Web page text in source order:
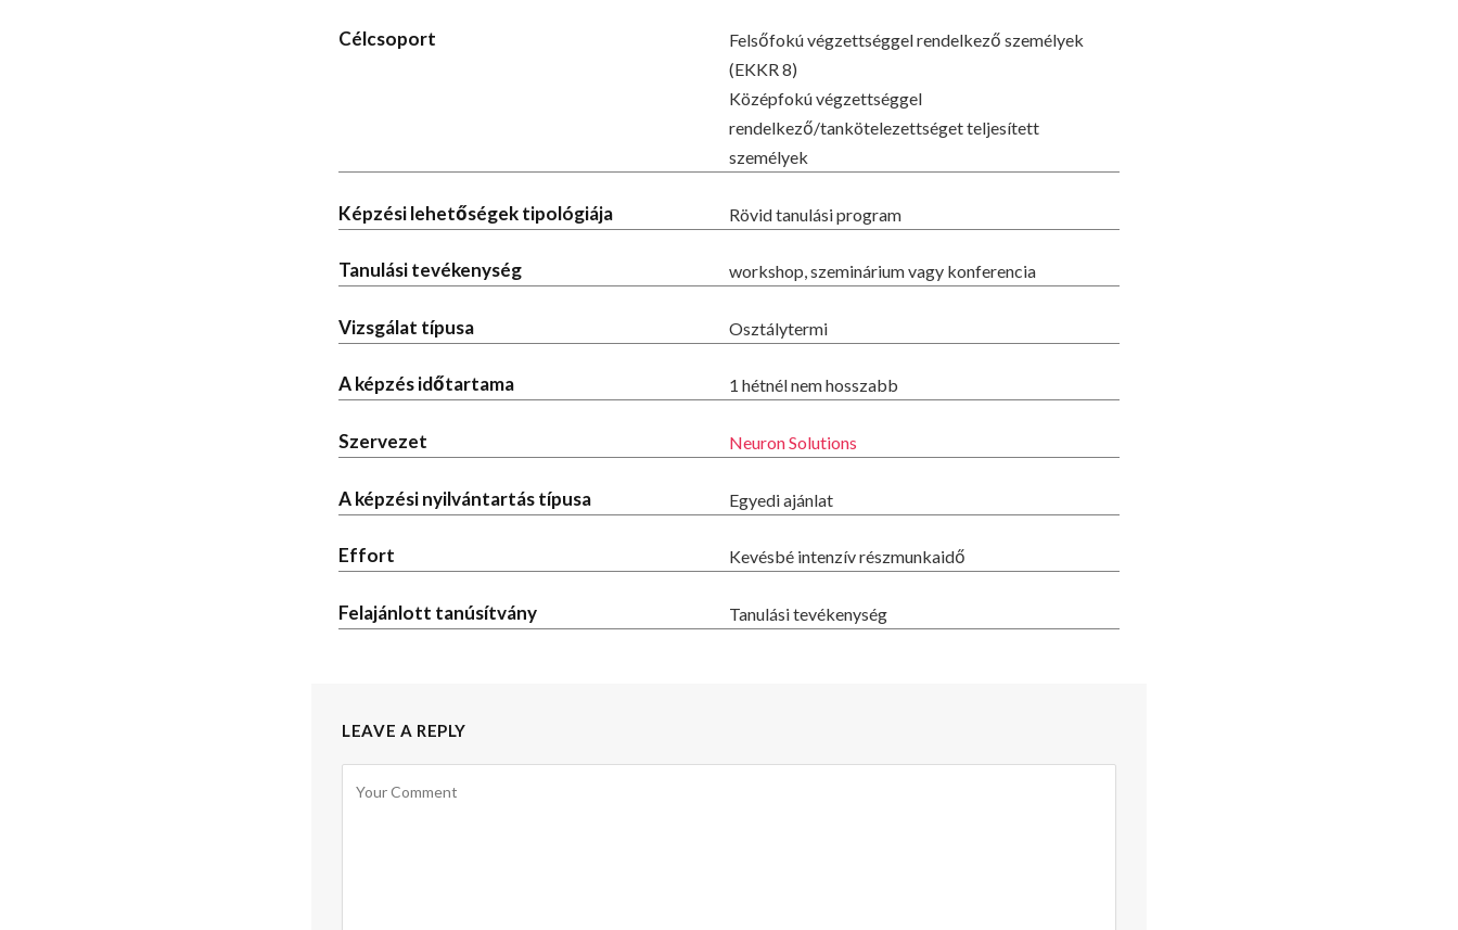
Célcsoport
Felsőfokú végzettséggel rendelkező személyek
(EKKR 8)
Középfokú végzettséggel
rendelkező/tankötelezettséget teljesített
személyek
Képzési lehetőségek tipológiája Rövid tanulási program
Tanulási tevékenység workshop, szeminárium vagy konferencia
Vizsgálat típusa Osztálytermi
A képzés időtartama 1 hétnél nem hosszabb
Szervezet Neuron Solutions
A képzési nyilvántartás típusa Egyedi ajánlat
Effort Kevésbé intenzív részmunkaidő
Felajánlott tanúsítvány Tanulási tevékenység
LEAVE A REPLY